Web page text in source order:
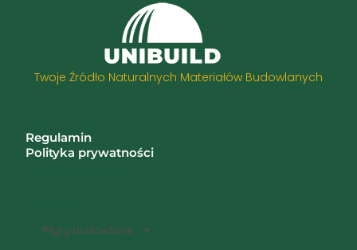
Twoje Źródło Naturalnych Materiałów Budowlanych
Płyty budowlane
Regulamin
Polityka prywatności